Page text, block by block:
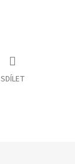
SDÍLET